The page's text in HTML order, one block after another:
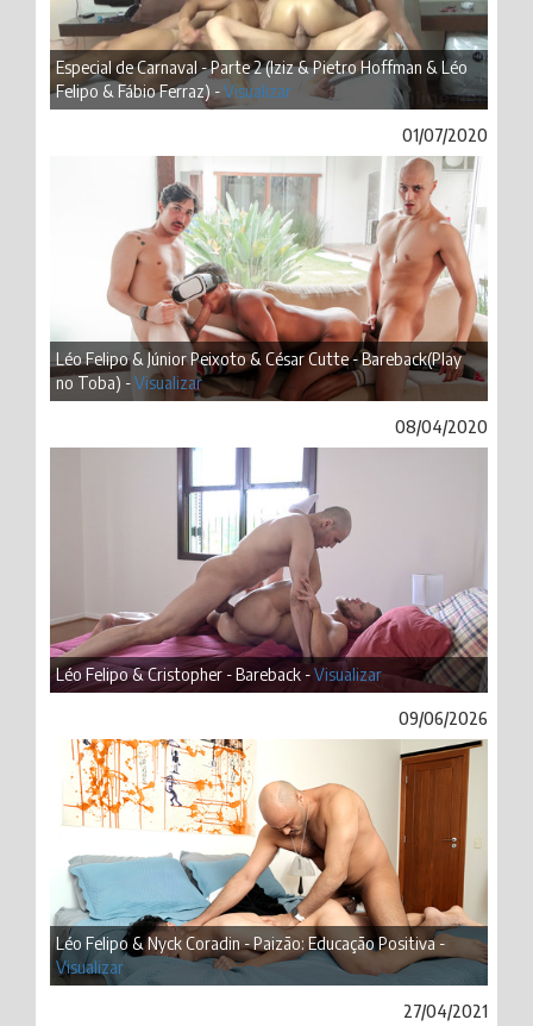
Especial de Carnaval - Parte 2 (Iziz & Pietro Hoffman & Léo
Felipo & Fábio Ferraz) -Visualizar
01/07/2020
Léo Felipo & Júnior Peixoto & César Cutte - Bareback(Play
no Toba) -Visualizar
08/04/2020
Léo Felipo & Cristopher - Bareback -Visualizar
09/06/2026
Léo Felipo & Nyck Coradin - Paizão: Educação Positiva -
Visualizar
27/04/2021